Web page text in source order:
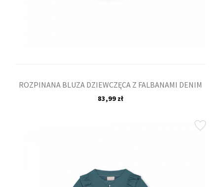
ROZPINANA BLUZA DZIEWCZĘCA Z FALBANAMI DENIM
83,99 zł